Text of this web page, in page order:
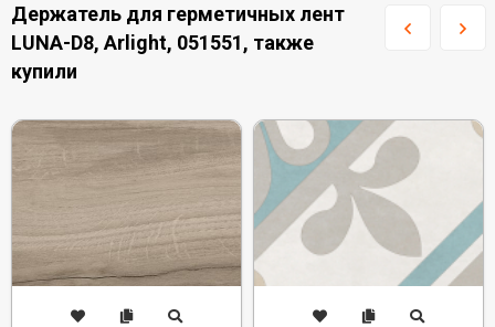
Держатель для герметичных лент
LUNA-D8, Arlight, 051551, также
купили